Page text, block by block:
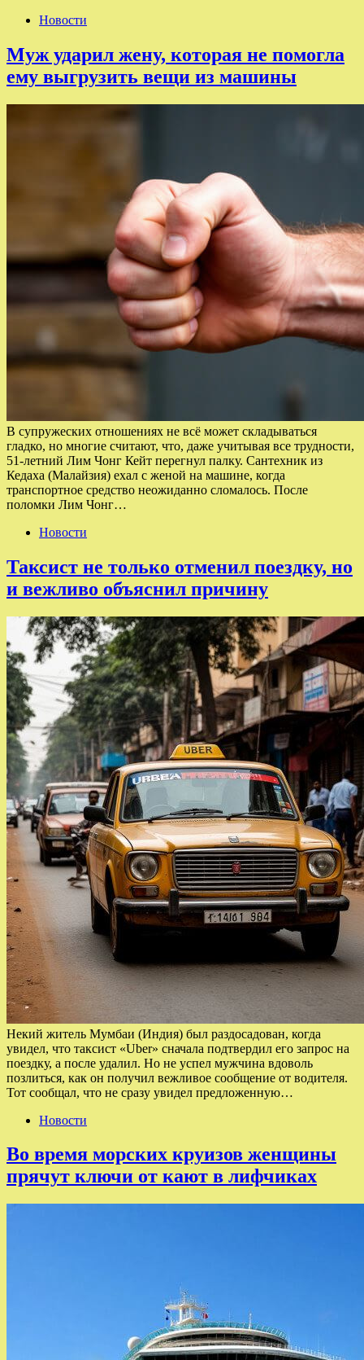
Новости
Муж ударил жену, которая не помогла
ему выгрузить вещи из машины
В супружеских отношениях не всё может складываться
гладко, но многие считают, что, даже учитывая все трудности,
51-летний Лим Чонг Кейт перегнул палку. Сантехник из
Кедаха (Малайзия) ехал с женой на машине, когда
транспортное средство неожиданно сломалось. После
поломки Лим Чонг…
Новости
Таксист не только отменил поездку, но
и вежливо объяснил причину
Некий житель Мумбаи (Индия) был раздосадован, когда
увидел, что таксист «Uber» сначала подтвердил его запрос на
поездку, а после удалил. Но не успел мужчина вдоволь
позлиться, как он получил вежливое сообщение от водителя.
Тот сообщал, что не сразу увидел предложенную…
Новости
Во время морских круизов женщины
прячут ключи от кают в лифчиках